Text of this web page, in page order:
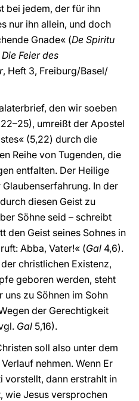
bei jedem, der für ihn
nur ihn allein, und doch
Gnade« (De Spiritu
Die Feier des
, Heft 3, Freiburg/Basel/
den wir soeben
umreißt der Apostel
(5,22) durch die
Reihe von Tugenden, die
entfalten. Der Heilige
In der
diesen Geist zu
Söhne seid – schreibt
den Geist seines Sohnes in
Abba, Vater!« (Gal 4,6).
christlichen Existenz,
geboren werden, steht
uns zu Söhnen im Sohn
der Gerechtigkeit
Gal 5,16).
soll also unter dem
nehmen. Wenn Er
vorstellt, dann erstrahlt in
wie Jesus versprochen